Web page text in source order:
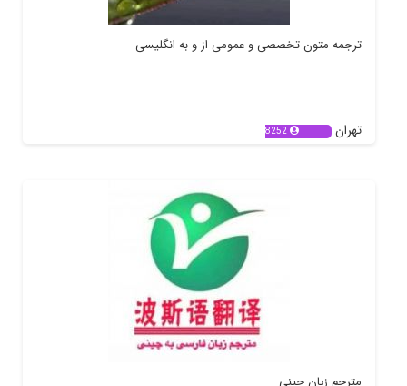
ترجمه متون تخصصی و عمومی از و به انگلیسی
تهران 8252
مترجم زبان چینى